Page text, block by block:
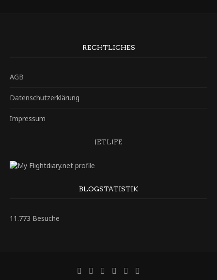
RECHTLICHES
AGB
Datenschutzerklärung
Impressum
JETLIFE
BLOGSTATISTIK
11.773 Besuche